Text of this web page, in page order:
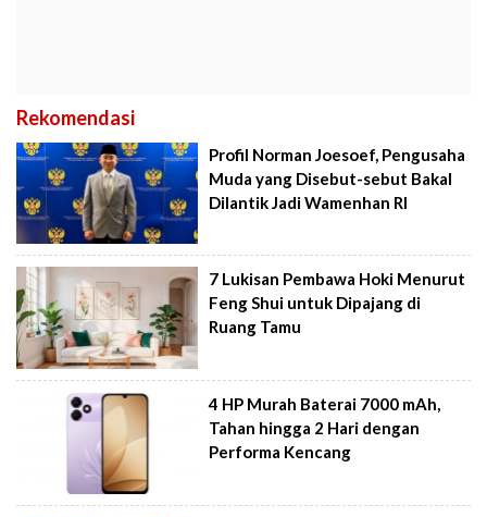
Rekomendasi
Profil Norman Joesoef, Pengusaha
Muda yang Disebut-sebut Bakal
Dilantik Jadi Wamenhan RI
7 Lukisan Pembawa Hoki Menurut
Feng Shui untuk Dipajang di
Ruang Tamu
4 HP Murah Baterai 7000 mAh,
Tahan hingga 2 Hari dengan
Performa Kencang